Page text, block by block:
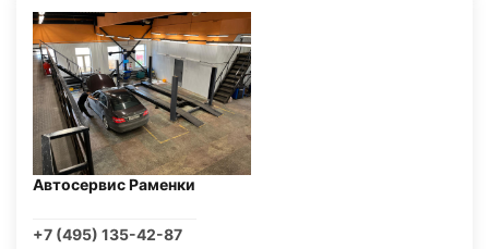
Автосервис Раменки
+7 (495) 135-42-87